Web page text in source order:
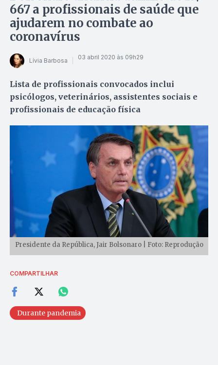
667 a profissionais de saúde que
ajudarem no combate ao
coronavírus
Lívia Barbosa 03 abril 2020 às 09h29
Lista de profissionais convocados inclui
psicólogos, veterinários, assistentes sociais e
profissionais de educação física
Presidente da República, Jair Bolsonaro | Foto: Reprodução
COMPARTILHAR
Durante pandemia